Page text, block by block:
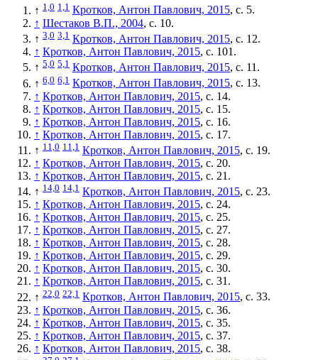
↑ 1,0 1,1 Кротков, Антон Павлович, 2015, с. 5.
↑ Шестаков В.П., 2004, с. 10.
↑ 3,0 3,1 Кротков, Антон Павлович, 2015, с. 12.
↑ Кротков, Антон Павлович, 2015, с. 101.
↑ 5,0 5,1 Кротков, Антон Павлович, 2015, с. 11.
↑ 6,0 6,1 Кротков, Антон Павлович, 2015, с. 13.
↑ Кротков, Антон Павлович, 2015, с. 14.
↑ Кротков, Антон Павлович, 2015, с. 15.
↑ Кротков, Антон Павлович, 2015, с. 16.
↑ Кротков, Антон Павлович, 2015, с. 17.
↑ 11,0 11,1 Кротков, Антон Павлович, 2015, с. 19.
↑ Кротков, Антон Павлович, 2015, с. 20.
↑ Кротков, Антон Павлович, 2015, с. 21.
↑ 14,0 14,1 Кротков, Антон Павлович, 2015, с. 23.
↑ Кротков, Антон Павлович, 2015, с. 24.
↑ Кротков, Антон Павлович, 2015, с. 25.
↑ Кротков, Антон Павлович, 2015, с. 27.
↑ Кротков, Антон Павлович, 2015, с. 28.
↑ Кротков, Антон Павлович, 2015, с. 29.
↑ Кротков, Антон Павлович, 2015, с. 30.
↑ Кротков, Антон Павлович, 2015, с. 31.
↑ 22,0 22,1 Кротков, Антон Павлович, 2015, с. 33.
↑ Кротков, Антон Павлович, 2015, с. 36.
↑ Кротков, Антон Павлович, 2015, с. 35.
↑ Кротков, Антон Павлович, 2015, с. 37.
↑ Кротков, Антон Павлович, 2015, с. 38.